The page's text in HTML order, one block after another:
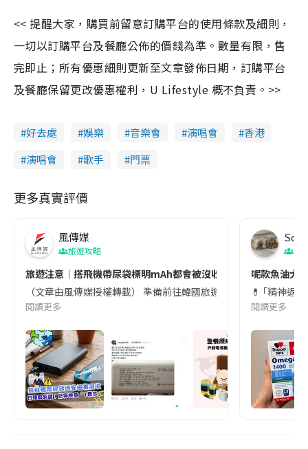
<< 提醒大家，購買前留意訂購平台的使用條款及細則，
一切以訂購平台及餐廳公佈的價錢為準。數量有限，售
完即止；所有優惠細則更新至文章發佈日期，訂購平台
及餐廳保留更改優惠權利，U Lifestyle 概不負責。>>
好去處 娛樂 音樂會 演唱會
香港
演唱會
歌手 門票
更多真實評價
風傳媒
旅遊攻略
旅遊注意｜搭飛機帶尿袋標明mAh都會被沒收😱出發前切記檢查
（文章由風傳媒授權轉載） 準備前往韓國旅遊的民眾，近期要
閱讀更多
Soul
呢款魚油大
💊 ｢精神返
閱讀更多